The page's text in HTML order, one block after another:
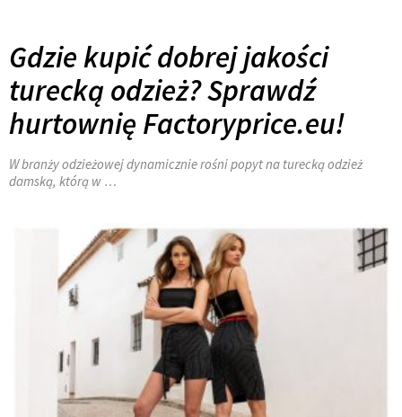
Gdzie kupić dobrej jakości
turecką odzież? Sprawdź
hurtownię Factoryprice.eu!
W branży odzieżowej dynamicznie rośni popyt na turecką odzież
damską, którą w …